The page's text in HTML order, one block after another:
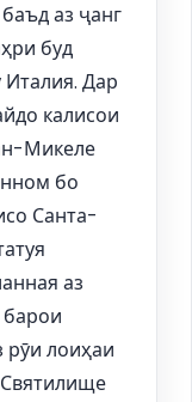
аз ҷанг
буд
Италия. Дар
калисои
Микеле
бо
Санта-
аз
барои
лоиҳаи